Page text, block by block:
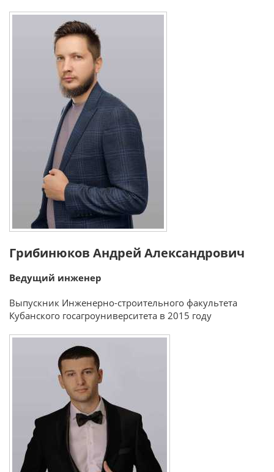
Грибинюков Андрей Александрович
Ведущий инженер
Выпускник Инженерно-строительного факультета
Кубанского госагроуниверситета в 2015 году